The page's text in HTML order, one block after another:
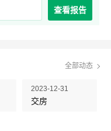
丘、湿地等多重地貌。根
园、公交、教育、康养等
地块位于登云湖核心位
学校等大盘配套。在中央
放置在罕见的坡地形态之
。
查看报告
全部动态
2023-12-31
交房